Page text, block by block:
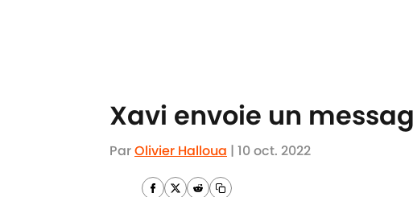
Xavi envoie un
ParOlivier Halloua | 10 oct. 2022